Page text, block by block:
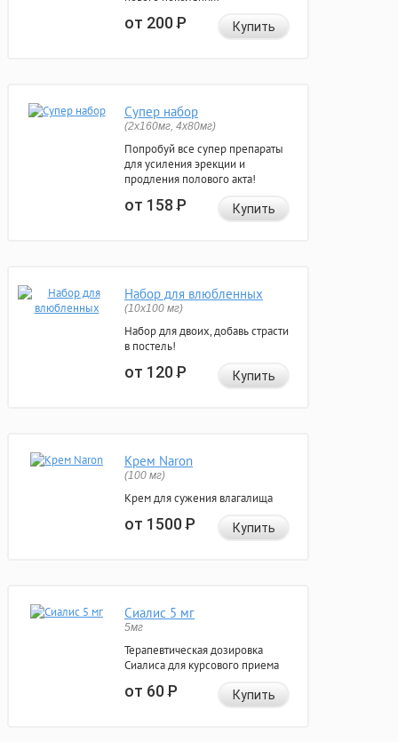
от 200Р Купить
Супер набор
(2х160мг, 4х80мг)
Попробуй все супер препараты
для усиления эрекции и
продления полового акта!
от 158Р Купить
Набор для влюбленных
(10х100 мг)
Набор для двоих, добавь страсти
в постель!
от 120Р Купить
Крем Naron
(100 мг)
Крем для сужения влагалища
от 1500Р Купить
Сиалис 5 мг
5мг
Терапевтическая дозировка
Сиалиса для курсового приема
от 60Р Купить